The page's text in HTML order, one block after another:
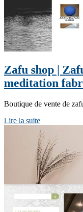
Zafu shop |
meditation
Boutique de vente de
Lire la suite